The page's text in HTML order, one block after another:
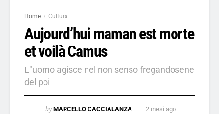
Home Cultura
Aujourd’hui maman est morte
et voilà Camus
L"uomo agisce nel non senso fregandosene
del poi
by MARCELLO CACCIALANZA 2 mesi ago